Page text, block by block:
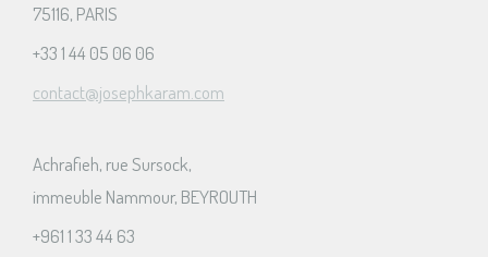
75116, PARIS
+33 1 44 05 06 06
contact@josephkaram.com
Achrafieh, rue Sursock,
immeuble Nammour, BEYROUTH
+961 1 33 44 63